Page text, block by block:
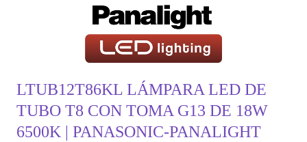
LTUB12T86KL LÁMPARA LED DE
TUBO T8 CON TOMA G13 DE 18W
6500K | PANASONIC-PANALIGHT